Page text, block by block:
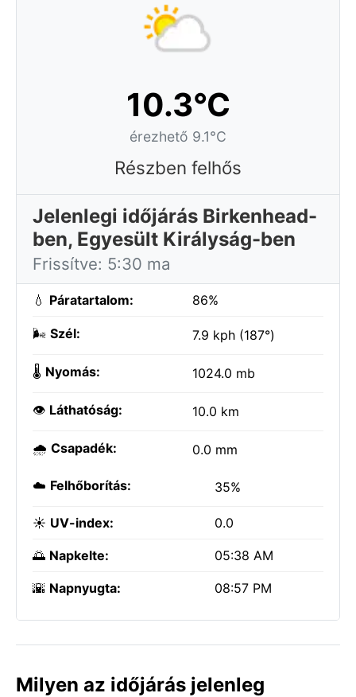
10.3°C
érezhető 9.1°C
Részben felhős
Jelenlegi időjárás Birkenhead-
ben, Egyesült Királyság-ben
Frissítve: 5:30 ma
💧 Páratartalom: 86%
🌬️ Szél: 7.9 kph (187°)
🌡️ Nyomás: 1024.0 mb
👁️ Láthatóság: 10.0 km
🌧️ Csapadék: 0.0 mm
☁️ Felhőborítás: 35%
☀️ UV-index: 0.0
🌅 Napkelte: 05:38 AM
🌇 Napnyugta: 08:57 PM
Milyen az időjárás jelenleg